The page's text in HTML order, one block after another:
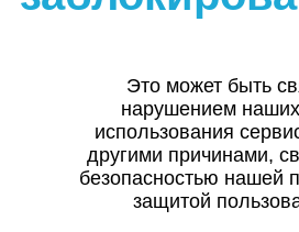
Это может быть
нарушением
использования
другими причинами,
безопасностью нашей
защитой